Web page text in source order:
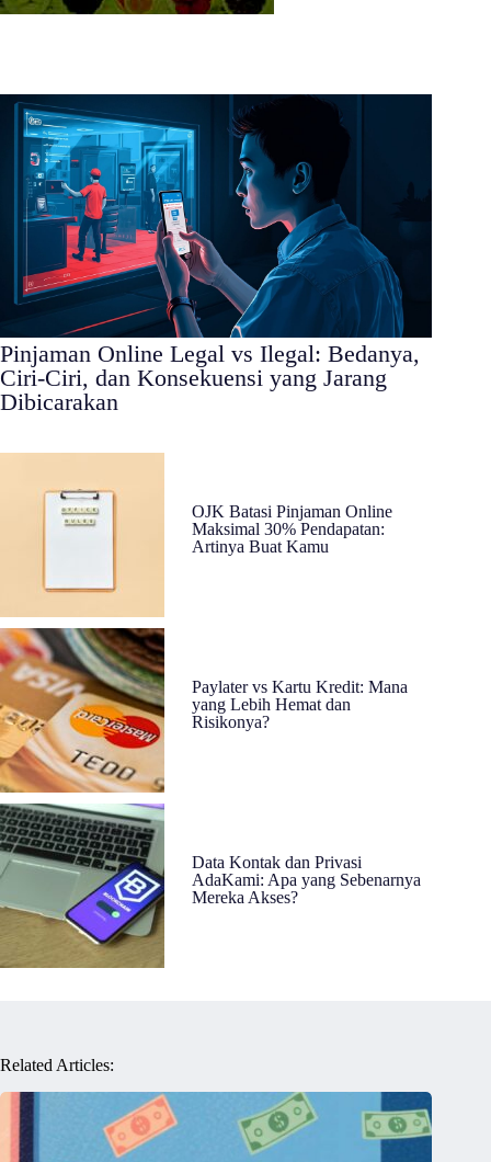
Pinjaman Online Legal vs Ilegal: Bedanya,
Ciri-Ciri, dan Konsekuensi yang Jarang
Dibicarakan
OJK Batasi Pinjaman Online
Maksimal 30% Pendapatan:
Artinya Buat Kamu
Paylater vs Kartu Kredit: Mana
yang Lebih Hemat dan
Risikonya?
Data Kontak dan Privasi
AdaKami: Apa yang Sebenarnya
Mereka Akses?
Related Articles: